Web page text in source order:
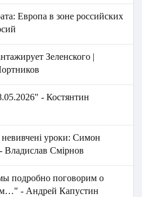
Европа в зоне российских
Зеленского |
- Костянтин
невивчені уроки: Симон
Смірнов
подробно поговорим о
- Андрей Капустин